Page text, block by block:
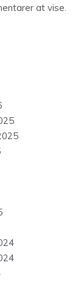
at vise.